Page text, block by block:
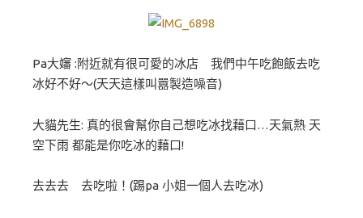
Pa大嬸 :附近就有很可愛的冰店 我們中午吃飽飯去吃
冰好不好～(天天這樣叫囂製造噪音)
大貓先生: 真的很會幫你自己想吃冰找藉口…天氣熱 天
空下雨 都能是你吃冰的藉口!
去去去 去吃啦！(踢pa 小姐一個人去吃冰)